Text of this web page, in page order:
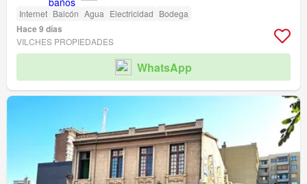
Internet Balcón Agua Electricidad Bodega
Hace 9 días
VILCHES PROPIEDADES
WhatsApp